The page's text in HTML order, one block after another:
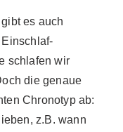
es auch
schlafen wir
die genaue
Chronotyp ab:
z.B. wann